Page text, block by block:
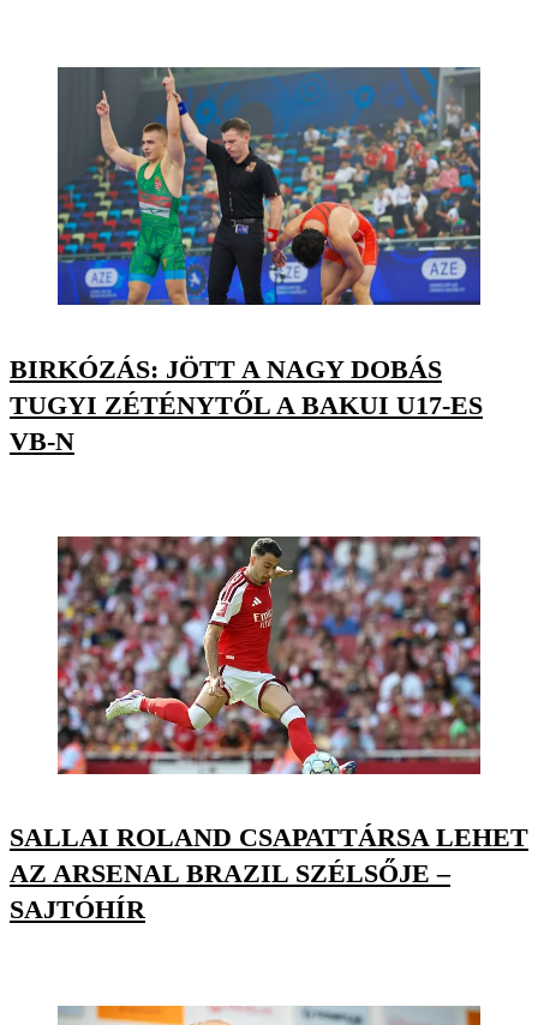
BIRKÓZÁS: JÖTT A NAGY DOBÁS
TUGYI ZÉTÉNYTŐL A BAKUI U17-ES
VB-N
SALLAI ROLAND CSAPATTÁRSA LEHET
AZ ARSENAL BRAZIL SZÉLSŐJE –
SAJTÓHÍR